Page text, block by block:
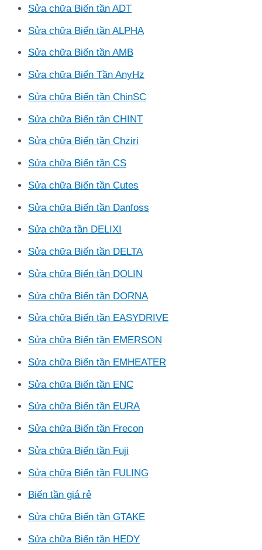
Sửa chữa Biến tần ADT
Sửa chữa Biến tần ALPHA
Sửa chữa Biến tần AMB
Sửa chữa Biến Tần AnyHz
Sửa chữa Biến tần ChinSC
Sửa chữa Biến tần CHINT
Sửa chữa Biến tần Chziri
Sửa chữa Biến tần CS
Sửa chữa Biến tần Cutes
Sửa chữa Biến tần Danfoss
Sửa chữa tần DELIXI
Sửa chữa Biến tần DELTA
Sửa chữa Biến tần DOLIN
Sửa chữa Biến tần DORNA
Sửa chữa Biến tần EASYDRIVE
Sửa chữa Biến tần EMERSON
Sửa chữa Biến tần EMHEATER
Sửa chữa Biến tần ENC
Sửa chữa Biến tần EURA
Sửa chữa Biến tần Frecon
Sửa chữa Biến tần Fuji
Sửa chữa Biến tần FULING
Biến tần giá rẻ
Sửa chữa Biến tần GTAKE
Sửa chữa Biến tần HEDY